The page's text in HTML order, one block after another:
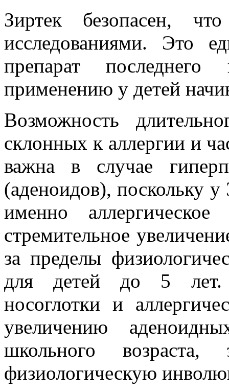
Зиртек безопасен,
исследованиями. Это
препарат
применению у детей
Возможность
склонных к аллергии и
важна в случае
(аденоидов), поскольку у
именно
стремительное
за пределы
для детей до 5 лет.
носоглотки и
увеличению
школьного возраста,
физиологическую